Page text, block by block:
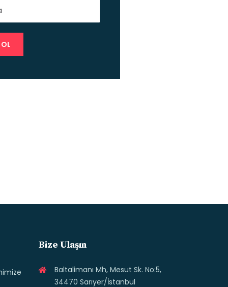
Bize Ulaşın
Baltalimanı Mh, Mesut Sk. No:5,
34470 Sarıyer/İstanbul